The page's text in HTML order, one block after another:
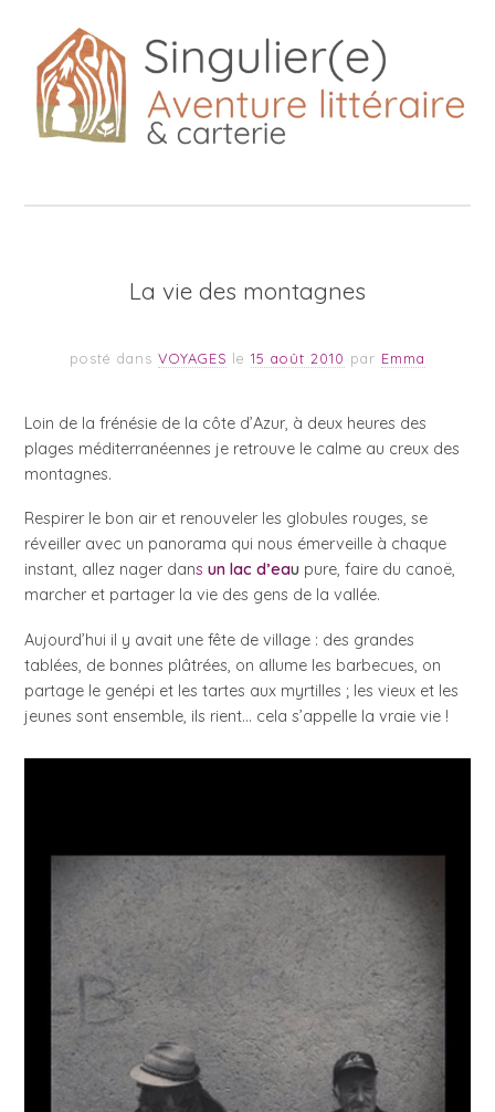
La vie des montagnes
posté dans VOYAGES le 15 août 2010 par Emma
Loin de la frénésie de la côte d’Azur, à deux heures des
plages méditerranéennes je retrouve le calme au creux des
montagnes.
Respirer le bon air et renouveler les globules rouges, se
réveiller avec un panorama qui nous émerveille à chaque
instant, allez nager dansun lac d’eau pure, faire du canoë,
marcher et partager la vie des gens de la vallée.
Aujourd’hui il y avait une fête de village : des grandes
tablées, de bonnes plâtrées, on allume les barbecues, on
partage le genépi et les tartes aux myrtilles ; les vieux et les
jeunes sont ensemble, ils rient… cela s’appelle la vraie vie !